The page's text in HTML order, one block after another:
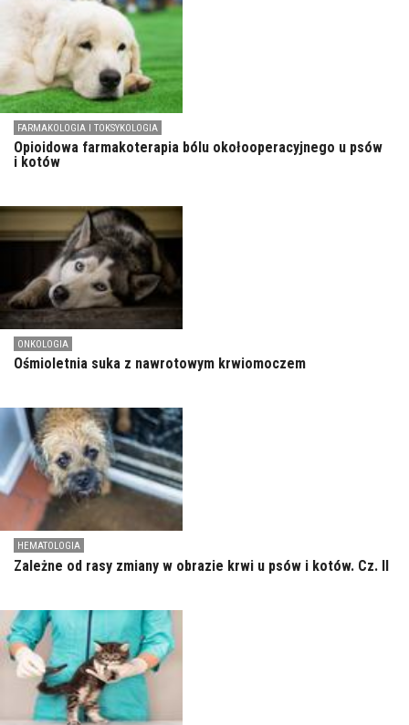
FARMAKOLOGIA I TOKSYKOLOGIA
Opioidowa farmakoterapia bólu okołooperacyjnego u psów
i kotów
ONKOLOGIA
Ośmioletnia suka z nawrotowym krwiomoczem
HEMATOLOGIA
Zależne od rasy zmiany w obrazie krwi u psów i kotów. Cz. II